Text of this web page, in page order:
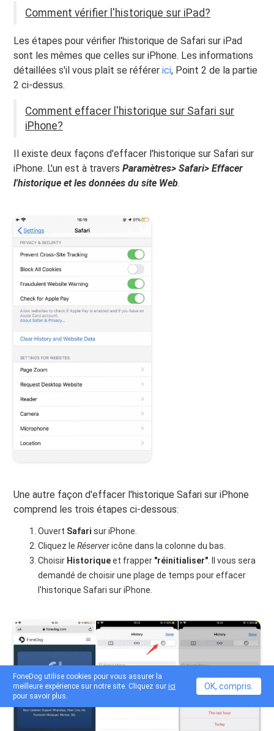
Comment vérifier l'historique sur iPad?
Les étapes pour vérifier l'historique de Safari sur iPad
sont les mêmes que celles sur iPhone. Les informations
détaillées s'il vous plaît se référerici, Point 2 de la partie
2 ci-dessus.
Comment effacer l'historique sur Safari sur
iPhone?
Il existe deux façons d'effacer l'historique sur Safari sur
iPhone. L'un est à traversParamètres> Safari> Effacer
l'historique et les données du site Web.
Une autre façon d'effacer l'historique Safari sur iPhone
comprend les trois étapes ci-dessous:
Ouvert Safari sur iPhone.
Cliquez leRéservericône dans la colonne du bas.
Choisir Historiqueet frapper "réinitialiser" . Il vous sera
demandé de choisir une plage de temps pour effacer
l'historique Safari sur iPhone.
FoneDog utilise cookies pour vous assurer la
meilleure expérience sur notre site. Cliquez sur ici
pour savoir plus.
OK, compris.